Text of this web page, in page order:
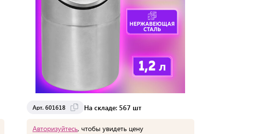
Арт. 601618 На складе: 567 шт
Авторизуйтесь, чтобы увидеть цену